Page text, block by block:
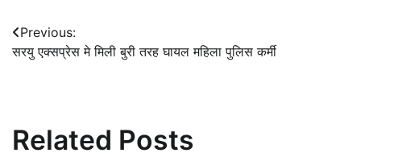
Post
navigation
Previous:
सरयु एक्सप्रेस मे मिली बुरी तरह घायल महिला पुलिस कर्मी
Related Posts